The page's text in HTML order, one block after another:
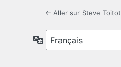
← Aller sur Steve Toitot
Langue